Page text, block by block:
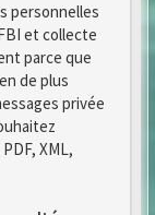
personnelles
et collecte
parce que
de plus
privée
XML,